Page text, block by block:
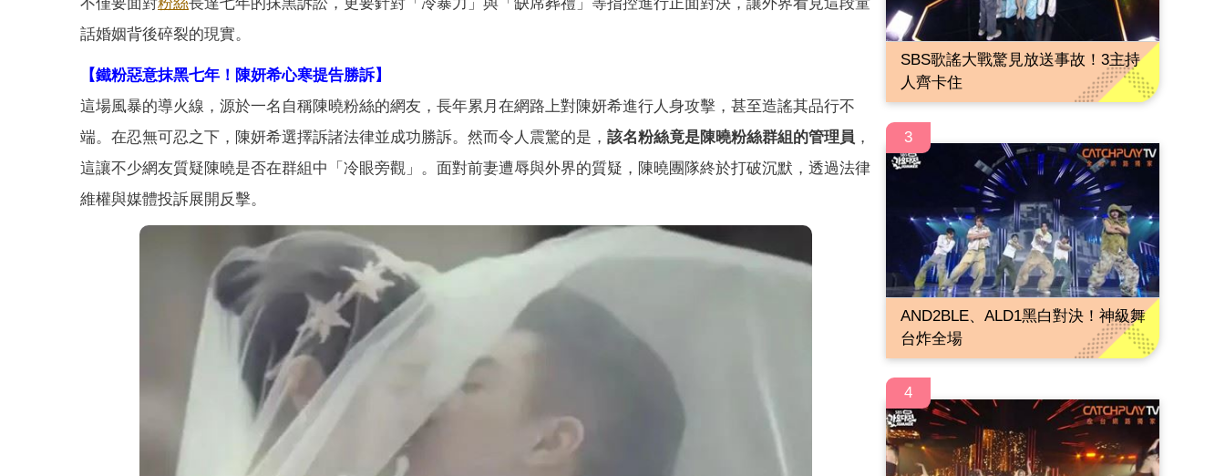
話婚姻背後碎裂的現實。
【鐵粉惡意抹黑七年！陳妍希心寒提告勝訴】
這場風暴的導火線，源於一名自稱陳曉粉絲的網友，長年累月在網路上對陳妍希進行人身攻擊，甚至造謠其品行不
端。在忍無可忍之下，陳妍希選擇訴諸法律並成功勝訴。然而令人震驚的是， 該名粉絲竟是陳曉粉絲群組的管理員 ，
這讓不少網友質疑陳曉是否在群組中「冷眼旁觀」。面對前妻遭辱與外界的質疑，陳曉團隊終於打破沉默，透過法律
維權與媒體投訴展開反擊。
SBS歌謠大戰驚見放送事故！3主持
人齊卡住
3
AND2BLE、ALD1黑白對決！神級舞
台炸全場
4